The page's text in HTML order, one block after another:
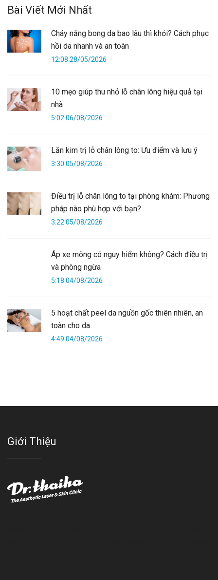
Bài Viết Mới Nhất
Cháy nắng bong da bao lâu thì khỏi? Cách phục
hồi da nhanh và an toàn
12:08 28/05/2026
10 mẹo giúp thu nhỏ lỗ chân lông hiệu quả tại
nhà
5:02 06/08/2026
Lăn kim trị lỗ chân lông to: Ưu điểm và lưu ý
3:30 05/08/2026
Điều trị lỗ chân lông to tại phòng khám: Phương
pháp nào phù hợp với bạn?
3:22 05/08/2026
Áp xe mông có nguy hiểm không? Cách điều trị
và phòng ngừa
5:18 04/08/2026
5 hoạt chất peel da nguồn gốc thiên nhiên, an
toàn cho da
4:49 04/08/2026
Giới Thiệu